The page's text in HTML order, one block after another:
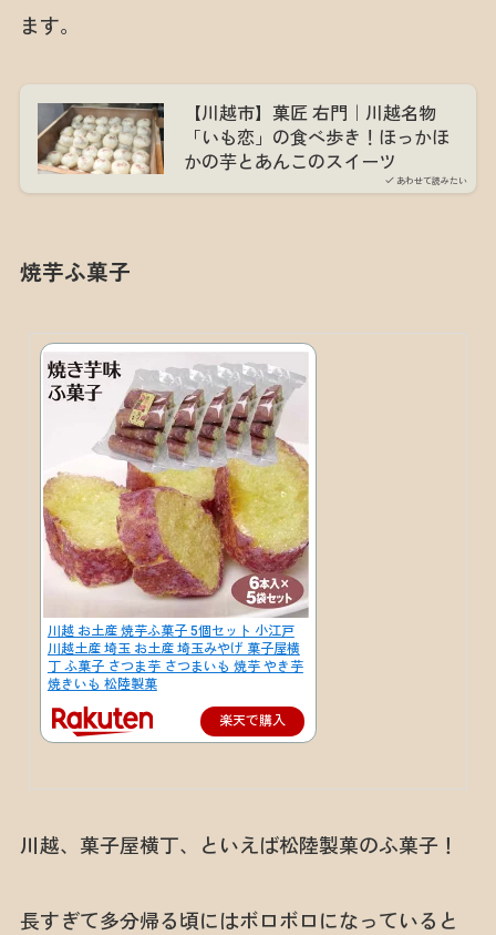
ます。
あわせて読みたい
【川越市】菓匠 右門｜川越名物
「いも恋」の食べ歩き！ほっかほ
かの芋とあんこのスイーツ
焼芋ふ菓子
川越 お土産 焼芋ふ菓子 5個セット 小江戸
川越土産 埼玉 お土産 埼玉みやげ 菓子屋横
丁 ふ菓子 さつま芋 さつまいも 焼芋 やき芋
焼きいも 松陸製菓
楽天で購入
川越、菓子屋横丁、といえば松陸製菓のふ菓子！
長すぎて多分帰る頃にはボロボロになっていると